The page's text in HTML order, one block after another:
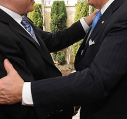
Gazze'de yaşanan sivil
artırırken bir yandan
ABD, İsrail'in Gazze'ye
artırıyor.